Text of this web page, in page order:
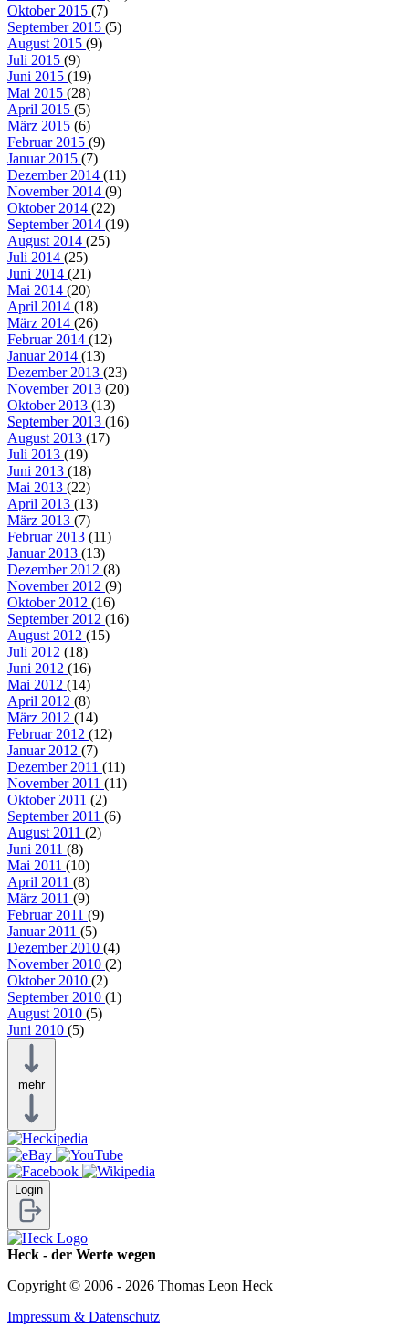
Oktober 2015 (7)
September 2015 (5)
August 2015 (9)
Juli 2015 (9)
Juni 2015 (19)
Mai 2015 (28)
April 2015 (5)
März 2015 (6)
Februar 2015 (9)
Januar 2015 (7)
Dezember 2014 (11)
November 2014 (9)
Oktober 2014 (22)
September 2014 (19)
August 2014 (25)
Juli 2014 (25)
Juni 2014 (21)
Mai 2014 (20)
April 2014 (18)
März 2014 (26)
Februar 2014 (12)
Januar 2014 (13)
Dezember 2013 (23)
November 2013 (20)
Oktober 2013 (13)
September 2013 (16)
August 2013 (17)
Juli 2013 (19)
Juni 2013 (18)
Mai 2013 (22)
April 2013 (13)
März 2013 (7)
Februar 2013 (11)
Januar 2013 (13)
Dezember 2012 (8)
November 2012 (9)
Oktober 2012 (16)
September 2012 (16)
August 2012 (15)
Juli 2012 (18)
Juni 2012 (16)
Mai 2012 (14)
April 2012 (8)
März 2012 (14)
Februar 2012 (12)
Januar 2012 (7)
Dezember 2011 (11)
November 2011 (11)
Oktober 2011 (2)
September 2011 (6)
August 2011 (2)
Juni 2011 (8)
Mai 2011 (10)
April 2011 (8)
März 2011 (9)
Februar 2011 (9)
Januar 2011 (5)
Dezember 2010 (4)
November 2010 (2)
Oktober 2010 (2)
September 2010 (1)
August 2010 (5)
Juni 2010 (5)
mehr
Login
Heck - der Werte wegen
Copyright © 2006 - 2026 Thomas Leon Heck
Impressum & Datenschutz